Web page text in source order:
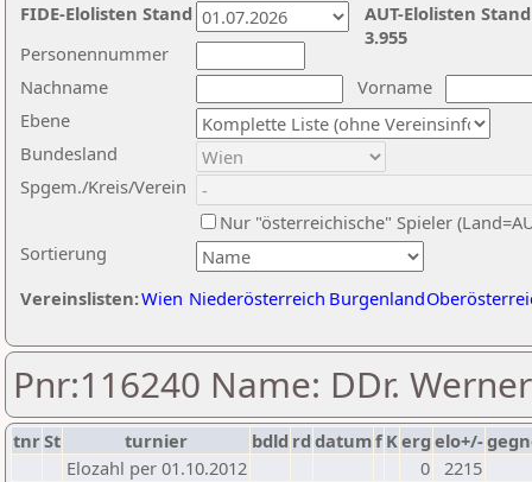
Nachname
Vorname
Ebene
Sortierung
Personennummer
Bundesland
Spgem./Kreis/Verein
Nur "österreichische" Spieler
Vereinslisten:Wien Niederösterreich Burgenland
AUT-Elolisten
3.955
FIDE-Elolisten Stand
Pnr:116240 Name: DDr.
tnrSt turnier bdld rd datumf Kerg elo+/-
Elozahl per 01.10.2012
0 2215